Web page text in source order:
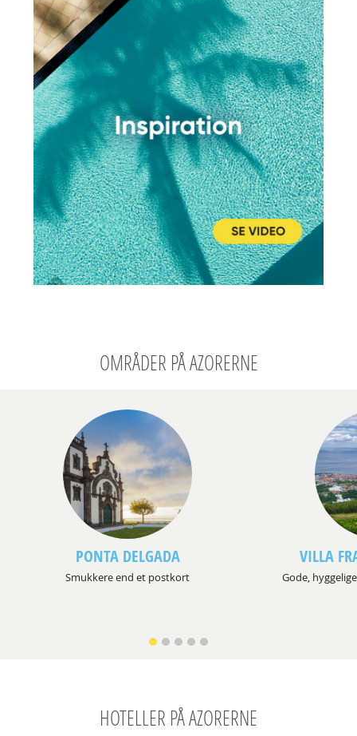
OMRÅDER PÅ AZORERNE
PONTA DELGADA
Smukkere end et postkort
VILLA
Gode,
HOTELLER PÅ AZORERNE